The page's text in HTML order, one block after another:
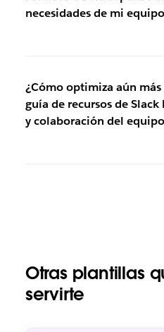
necesidades de mi
¿Cómo optimiza aún
guía de recursos de
y colaboración del
Otras plantillas
servirte